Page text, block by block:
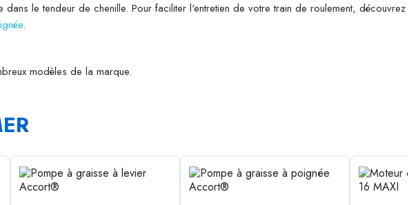
le tendeur de chenille. Pour faciliter l'entretien de votre train de roulement, découvrez
.
modèles de la marque.